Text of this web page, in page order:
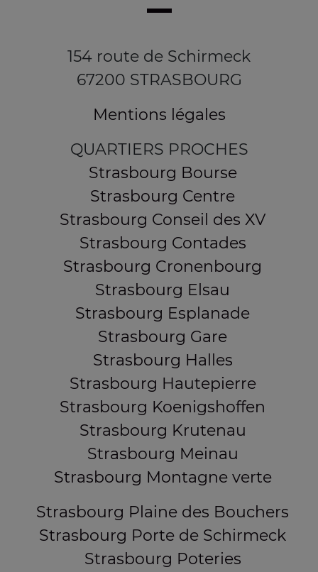
154 route de Schirmeck
67200 STRASBOURG
Mentions légales
QUARTIERS PROCHES
Strasbourg Bourse
Strasbourg Centre
Strasbourg Conseil des XV
Strasbourg Contades
Strasbourg Cronenbourg
Strasbourg Elsau
Strasbourg Esplanade
Strasbourg Gare
Strasbourg Halles
Strasbourg Hautepierre
Strasbourg Koenigshoffen
Strasbourg Krutenau
Strasbourg Meinau
Strasbourg Montagne verte
Strasbourg Plaine des Bouchers
Strasbourg Porte de Schirmeck
Strasbourg Poteries